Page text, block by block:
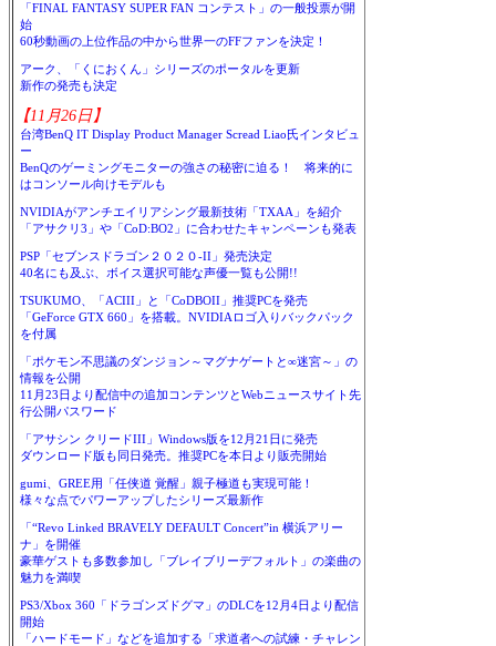
「FINAL FANTASY SUPER FAN コンテスト」の一般投票が開
始
60秒動画の上位作品の中から世界一のFFファンを決定！
アーク、「くにおくん」シリーズのポータルを更新
新作の発売も決定
【11月26日】
台湾BenQ IT Display Product Manager Scread Liao氏インタビュ
ー
BenQのゲーミングモニターの強さの秘密に迫る！ 将来的に
はコンソール向けモデルも
NVIDIAがアンチエイリアシング最新技術「TXAA」を紹介
「アサクリ3」や「CoD:BO2」に合わせたキャンペーンも発表
PSP「セブンスドラゴン２０２０-II」発売決定
40名にも及ぶ、ボイス選択可能な声優一覧も公開!!
TSUKUMO、「ACIII」と「CoDBOII」推奨PCを発売
「GeForce GTX 660」を搭載。NVIDIAロゴ入りバックパック
を付属
「ポケモン不思議のダンジョン～マグナゲートと∞迷宮～」の
情報を公開
11月23日より配信中の追加コンテンツとWebニュースサイト先
行公開パスワード
「アサシン クリードIII」Windows版を12月21日に発売
ダウンロード版も同日発売。推奨PCを本日より販売開始
gumi、GREE用「任侠道 覚醒」親子極道も実現可能！
様々な点でパワーアップしたシリーズ最新作
「“Revo Linked BRAVELY DEFAULT Concert”in 横浜アリー
ナ」を開催
豪華ゲストも多数参加し「ブレイブリーデフォルト」の楽曲の
魅力を満喫
PS3/Xbox 360「ドラゴンズドグマ」のDLCを12月4日より配信
開始
「ハードモード」などを追加する「求道者への試練・チャレン